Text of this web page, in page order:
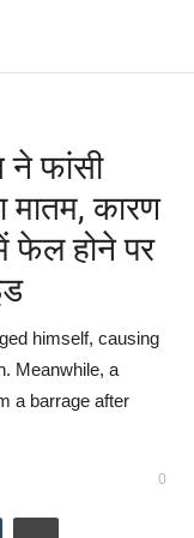
ने फांसी
मातम, कारण
फेल होने पर
himself, causing
Meanwhile, a
a barrage after
0